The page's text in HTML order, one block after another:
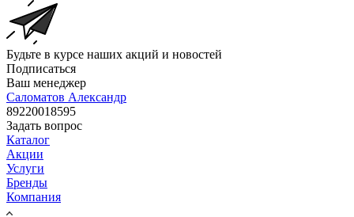
Будьте в курсе наших акций и новостей
Подписаться
Ваш менеджер
Саломатов Александр
89220018595
Задать вопрос
Каталог
Акции
Услуги
Бренды
Компания